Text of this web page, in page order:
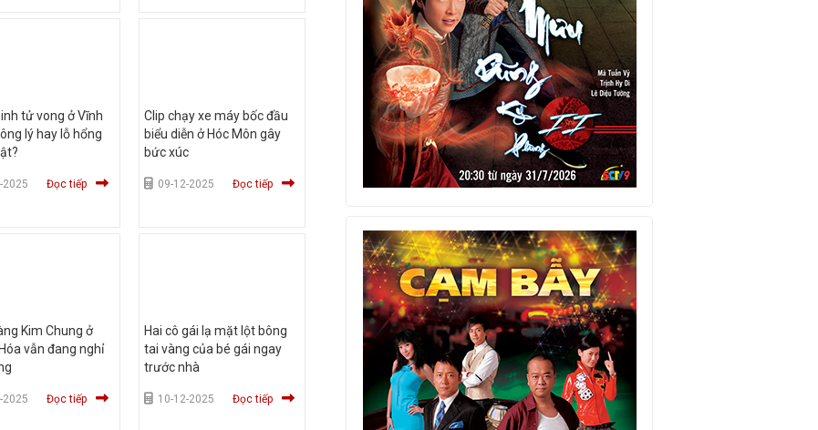
tử vong ở Vĩnh
lý hay lỗ hổng
2025 Đọc tiếp
Clip chạy xe máy bốc đầu
biểu diễn ở Hóc Môn gây
bức xúc
09-12-2025 Đọc tiếp
Kim Chung ở
vẫn đang nghỉ
2025 Đọc tiếp
Hai cô gái lạ mặt lột bông
tai vàng của bé gái ngay
trước nhà
10-12-2025 Đọc tiếp